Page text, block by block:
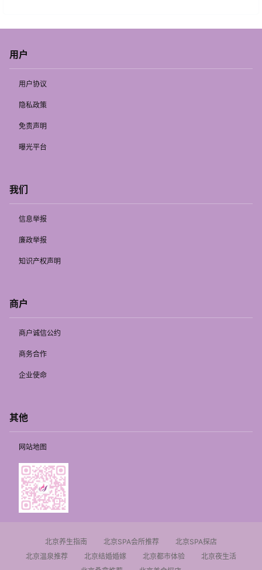
用户
用户协议
隐私政策
免责声明
曝光平台
我们
信息举报
廉政举报
知识产权声明
商户
商户诚信公约
商务合作
企业使命
其他
网站地图
北京养生指南 北京SPA会所推荐
北京SPA探店
北京温泉推荐
北京结婚婚嫁 北京都市体验
北京夜生活